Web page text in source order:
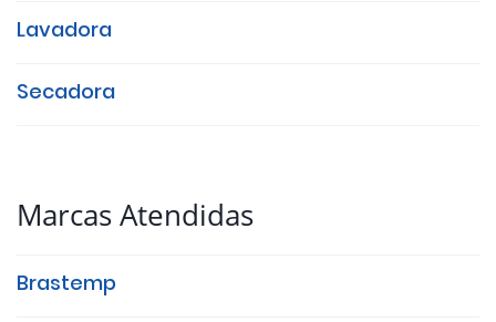
Lavadora
Secadora
Marcas Atendidas
Brastemp